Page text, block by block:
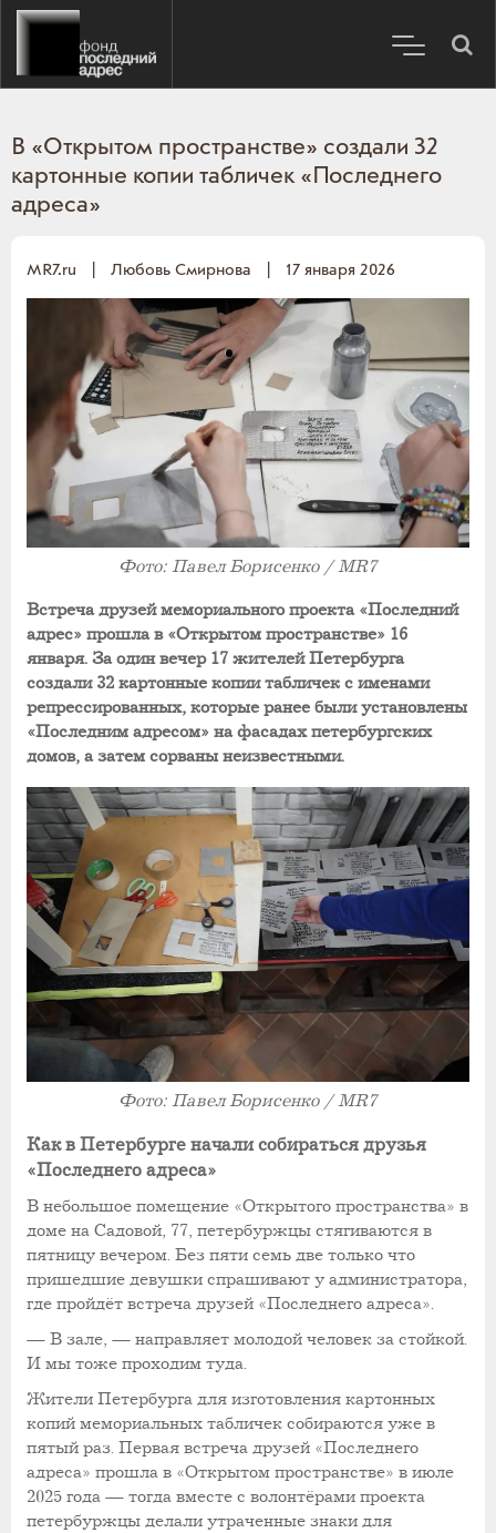
В «Открытом пространстве» создали 32
картонные копии табличек «Последнего
адреса»
MR7.ru Любовь Смирнова 17 января 2026
Фото: Павел Борисенко / MR7
Встреча друзей мемориального проекта «Последний
адрес» прошла в «Открытом пространстве» 16
января. За один вечер 17 жителей Петербурга
создали 32 картонные копии табличек с именами
репрессированных, которые ранее были установлены
«Последним адресом» на фасадах петербургских
домов, а затем сорваны неизвестными.
Фото: Павел Борисенко / MR7
Как в Петербурге начали собираться друзья
«Последнего адреса»
В небольшое помещение «Открытого пространства» в
доме на Садовой, 77, петербуржцы стягиваются в
пятницу вечером. Без пяти семь две только что
пришедшие девушки спрашивают у администратора,
где пройдёт встреча друзей «Последнего адреса».
— В зале, — направляет молодой человек за стойкой.
И мы тоже проходим туда.
Жители Петербурга для изготовления картонных
копий мемориальных табличек собираются уже в
пятый раз. Первая встреча друзей «Последнего
адреса» прошла в «Открытом пространстве» в июле
2025 года — тогда вместе с волонтёрами проекта
петербуржцы делали утраченные знаки для